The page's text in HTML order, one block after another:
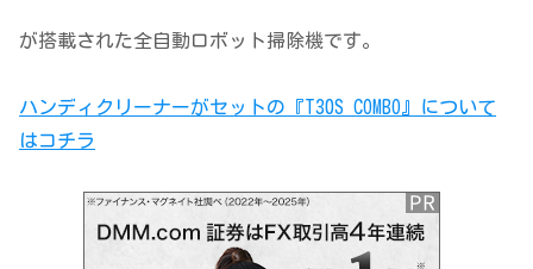
が搭載された全自動ロボット掃除機です。
ハンディクリーナーがセットの『T30S COMBO』について
はコチラ